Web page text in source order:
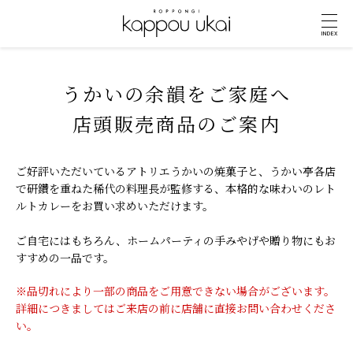
INDEX
うかいの余韻をご家庭へ
店頭販売商品のご案内
ご好評いただいているアトリエうかいの焼菓子と、
うかい亭各店
で研鑽を重ねた稀代の料理長が監修する、 本格的な味わいのレト
ルトカレーをお買い求めいただけます。
ご自宅にはもちろん、ホームパーティの手みやげや贈り物にもお
すすめの一品です。
※品切れにより一部の商品をご用意できない場合がございます。
詳細につきましてはご来店の前に店舗に直接お問い合わせくださ
い。